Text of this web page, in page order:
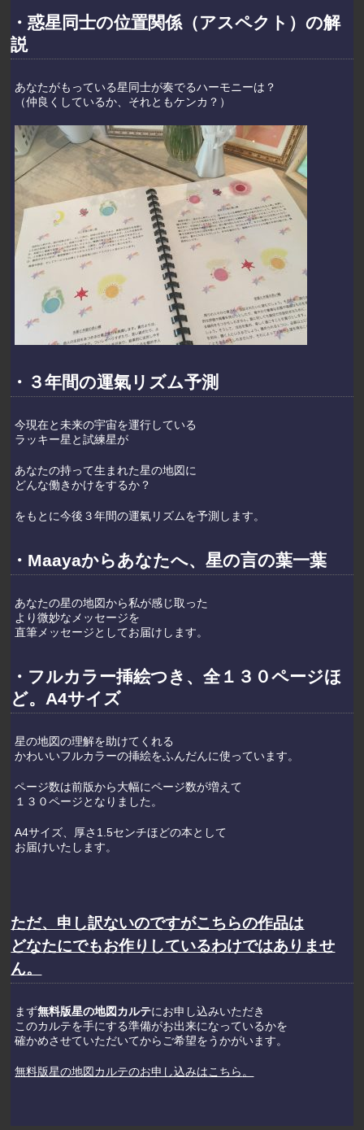
・惑星同士の位置関係（アスペクト）の解
説
あなたがもっている星同士が奏でるハーモニーは？
（仲良くしているか、それともケンカ？）
・３年間の運氣リズム予測
今現在と未来の宇宙を運行している
ラッキー星と試練星が
あなたの持って生まれた星の地図に
どんな働きかけをするか？
をもとに今後３年間の運氣リズムを予測します。
・Maayaからあなたへ、星の言の葉一葉
あなたの星の地図から私が感じ取った
より微妙なメッセージを
直筆メッセージとしてお届けします。
・フルカラー挿絵つき、全１３０ページほ
ど。A4サイズ
星の地図の理解を助けてくれる
かわいいフルカラーの挿絵をふんだんに使っています。
ページ数は前版から大幅にページ数が増えて
１３０ページとなりました。
A4サイズ、厚さ1.5センチほどの本として
お届けいたします。
ただ、申し訳ないのですがこちらの作品は
どなたにでもお作りしているわけではありませ
ん。
まず無料版星の地図カルテにお申し込みいただき
このカルテを手にする準備がお出来になっているかを
確かめさせていただいてから ご希望をうかがいます。
無料版星の地図カルテのお申し込みはこちら 。